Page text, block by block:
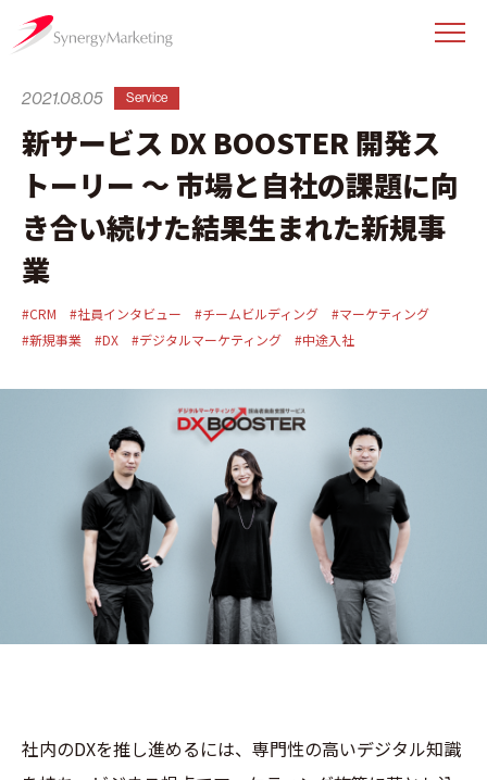
新サービス DX BOOSTER 開発ス
トーリー 〜 市場と自社の課題に向
き合い続けた結果生まれた新規事
業
2021.08.05 Service
#CRM #社員インタビュー #チームビルディング
#マーケティング
#新規事業
#DX #デジタルマーケティング #中途入社
社内のDXを推し進めるには、専門性の高いデジタル知識